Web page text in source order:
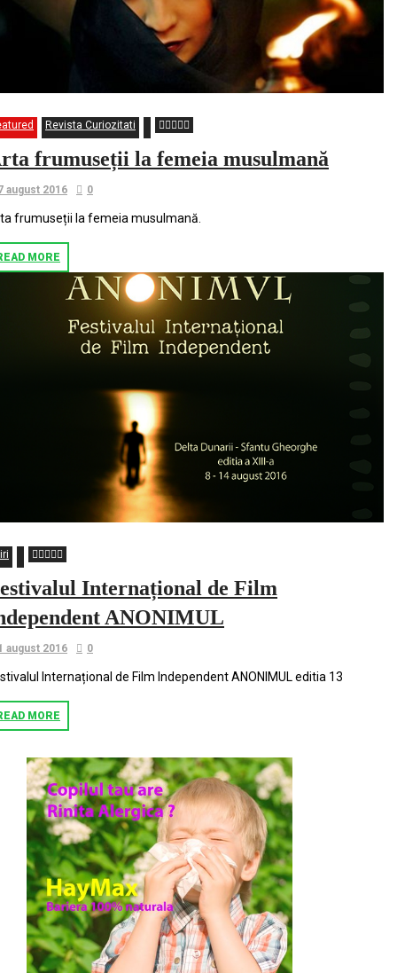
Revista Curiozitati
frumuseții la femeia musulmană
august 2016 0
frumuseții la femeia musulmană.
MORE
Internațional de Film
ANONIMUL
august 2016 0
Internațional de Film Independent ANONIMUL editia 13
MORE